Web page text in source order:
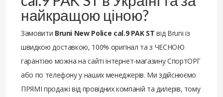
найкращою ціною?
Замовити Bruni New Police cal.9 PAK ST від Bruni із
швидкою доставкою, 100% оригінал та з ЧЕСНОЮ
гарантією можна на сайті інтернет-магазину СпортОРГ
або по телефону у наших менеджерів. Ми здійснюємо
ПРЯМІ продажі від провідних компаній та дилерів, тому